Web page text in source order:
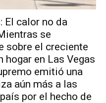
El calor no da
se
sobre el creciente
hogar en Las Vegas
emitió una
aún más a las
por el hecho de